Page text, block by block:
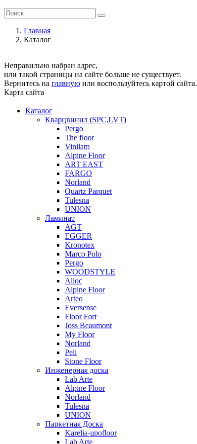
Главная
Каталог
Неправильно набран адрес,
или такой страницы на сайте больше не существует.
Вернитесь на главную или воспользуйтесь картой сайта.
Карта сайта
Каталог
Кварцвинил (SPC,LVT)
Pergo
The floor
Vinilam
Alpine Floor
ART EAST
FARGO
Norland
Quartz Parquet
Tulesna
UNION
Ламинат
AGT
EGGER
Kronotex
Marco Polo
Pergo
WOODSTYLE
Alloc
Alpine Floor
Arteo
Eversense
Floor Fort
Joss Beaumont
My Floor
Norland
Peli
Stone Floor
Инженерная доска
Lab Arte
Alpine Floor
Norland
Tulesna
UNION
Паркетная Доска
Karelia-upofloor
Lab Arte